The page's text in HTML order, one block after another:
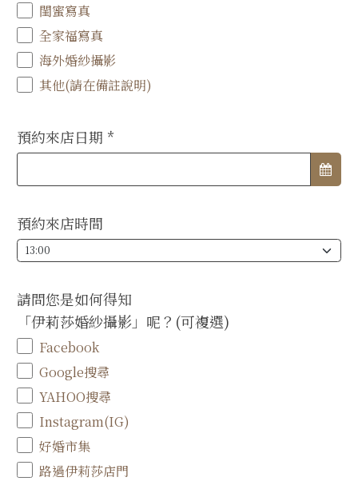
閨蜜寫真
全家福寫真
海外婚紗攝影
其他(請在備註說明)
預約來店日期 *
預約來店時間
請問您是如何得知
「伊莉莎婚紗攝影」呢？(可複選)
Facebook
Google搜尋
YAHOO搜尋
Instagram(IG)
好婚市集
路過伊莉莎店門